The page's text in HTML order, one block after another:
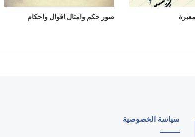
صور حكم وامثال اقوال واحكام
سياسة الخصوصية